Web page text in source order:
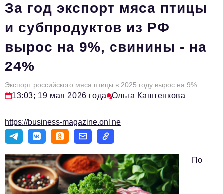
Тема номера
HR
Персона номера
Инфраструктура развития
Технологии и тренды
Импортозамещение
Мероприятия
Авторские материалы
Видео
За год экспорт мяса птицы
и субпродуктов из РФ
вырос на 9%, свинины - на
24%
Экспорт российского мяса птицы в 2025 году вырос на 9%
13:03; 19 мая 2026 года Ольга Каштенкова
https://business-magazine.online
По